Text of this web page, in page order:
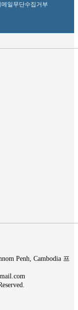
메일무단수집거부
Penh, Cambodia 프